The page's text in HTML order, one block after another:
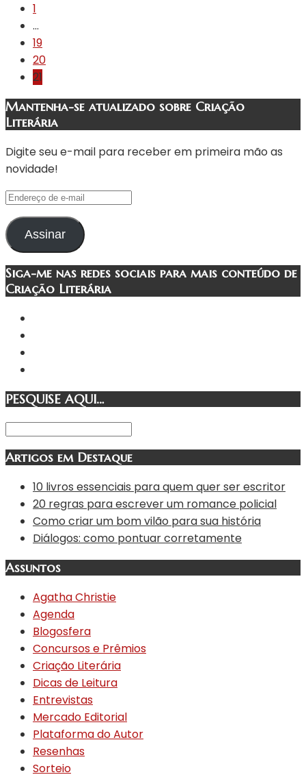
1
…
19
20
21
Mantenha-se atualizado sobre Criação
Literária
Digite seu e-mail para receber em primeira mão as
novidade!
Endereço
de
e-
mail
Assinar
Siga-me nas redes sociais para mais conteúdo de
Criação Literária
PESQUISE AQUI…
Artigos em Destaque
10 livros essenciais para quem quer ser escritor
20 regras para escrever um romance policial
Como criar um bom vilão para sua história
Diálogos: como pontuar corretamente
Assuntos
Agatha Christie
Agenda
Blogosfera
Concursos e Prêmios
Criação Literária
Dicas de Leitura
Entrevistas
Mercado Editorial
Plataforma do Autor
Resenhas
Sorteio